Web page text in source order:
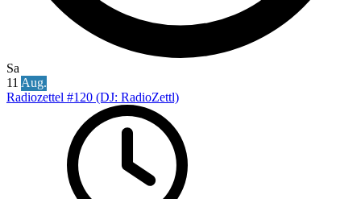
Sa
11 Aug.
Radiozettel #120 (DJ: RadioZettl)